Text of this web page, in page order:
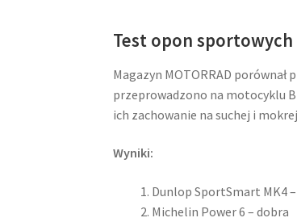
Test opon sportowych
Magazyn MOTORRAD
przeprowadzono na motocyklu
ich zachowanie na suchej i
Wyniki:
Dunlop SportSmart MK4
Michelin Power 6 – dobra